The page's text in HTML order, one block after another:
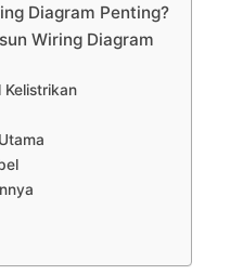
Diagram Penting?
Wiring Diagram
Kelistrikan